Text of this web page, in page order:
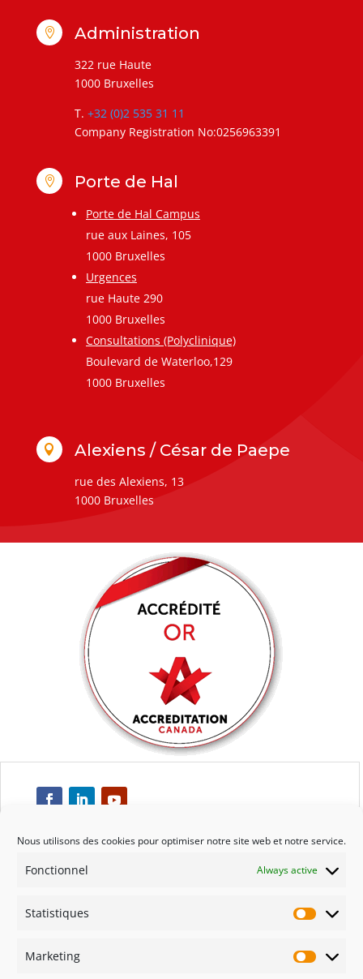
Nous utilisons des cookies pour optimiser notre site web et notre service.
Fonctionnel Always active
Statistiques
Marketing
 Administration
322 rue Haute
1000 Bruxelles
T. +32 (0)2 535 31 11
Company Registration No:0256963391
 Porte de Hal
Porte de Hal Campus
rue aux Laines, 105
1000 Bruxelles
Urgences
rue Haute 290
1000 Bruxelles
Consultations (Polyclinique)
Boulevard de Waterloo,129
1000 Bruxelles
 Alexiens / César de Paepe
rue des Alexiens, 13
1000 Bruxelles
Respect
Engagement
Qualité